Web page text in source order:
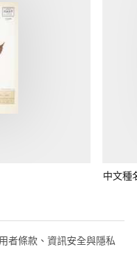
中文種
者條款、資訊安全與隱私